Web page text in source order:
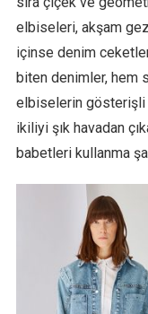
elbiseleri, akşam
içinse denim
biten denimler, hem
elbiselerin gösterişli
ikiliyi şık havadan
babetleri kullanma